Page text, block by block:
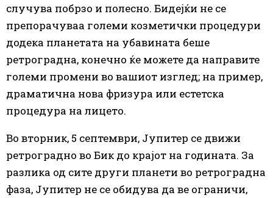
случува побрзо и полесно. Бидејќи не се
препорачуваа големи козметички процедури
додека планетата на убавината беше
ретроградна, конечно ќе можете да направите
големи промени во вашиот изглед; на пример,
драматична нова фризура или естетска
процедура на лицето.
Во вторник, 5 септември, Јупитер се движи
ретроградно во Бик до крајот на годината. За
разлика од сите други планети во ретроградна
фаза, Јупитер не се обидува да ве ограничи,